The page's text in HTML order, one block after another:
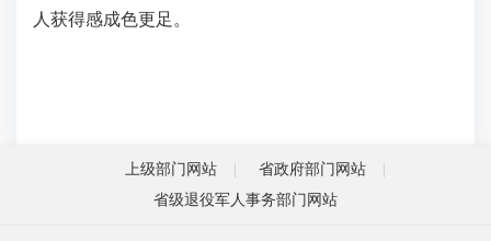
人获得感成色更足。
上级部门网站
省政府部门网站
省级退役军人事务部门网站